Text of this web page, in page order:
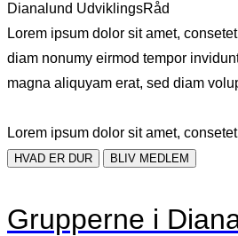
Dianalund UdviklingsRåd
Lorem ipsum dolor sit amet,
diam nonumy eirmod tempor
magna aliquyam erat, sed diam
Lorem ipsum dolor sit amet,
HVAD ER DUR BLIV MEDLEM
Grupperne i